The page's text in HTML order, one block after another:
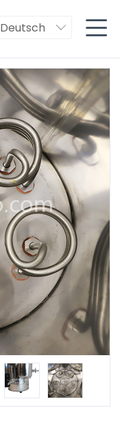
Deutsch  